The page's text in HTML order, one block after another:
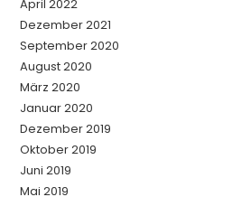
April 2022
Dezember 2021
September 2020
August 2020
März 2020
Januar 2020
Dezember 2019
Oktober 2019
Juni 2019
Mai 2019